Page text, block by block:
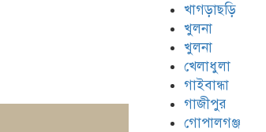
খাগড়াছড়ি
খুলনা
খুলনা
খেলাধুলা
গাইবান্ধা
গাজীপুর
গোপালগঞ্জ